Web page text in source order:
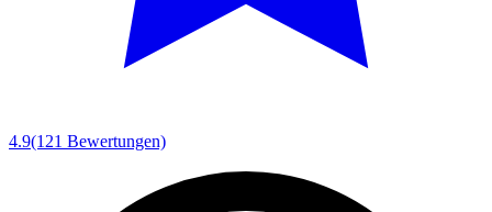
4.9(121 Bewertungen)